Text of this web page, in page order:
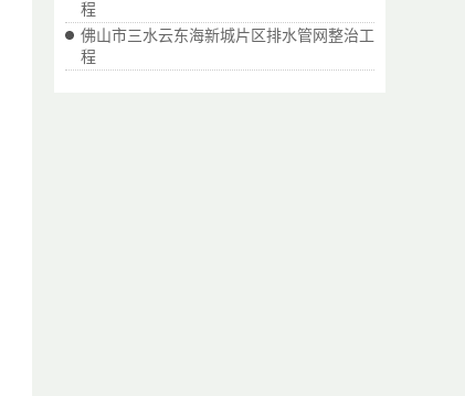
程
佛山市三水云东海新城片区排水管网整治工
程